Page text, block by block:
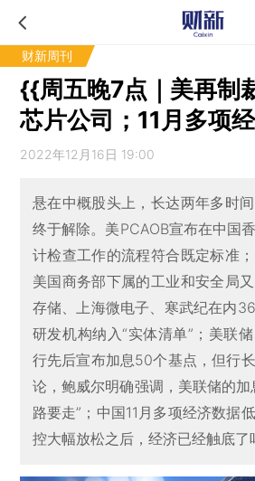
财新周刊
{{周五晚7点｜美再制
芯片公司；11月多项
2022年12月16日 19:00
悬在中概股头上，长达两年多时
终于解除。美PCAOB宣布在中国
计检查工作的流程符合既定标准
美国商务部下属的工业和安全局
存储、上海微电子、寒武纪在内
研发机构纳入“实体清单”；美联
行先后宣布加息50个基点，但行
论，鲍威尔明确强调，美联储的加
路要走”；中国11月多项经济数据
控大幅放松之后，经济已经触底了